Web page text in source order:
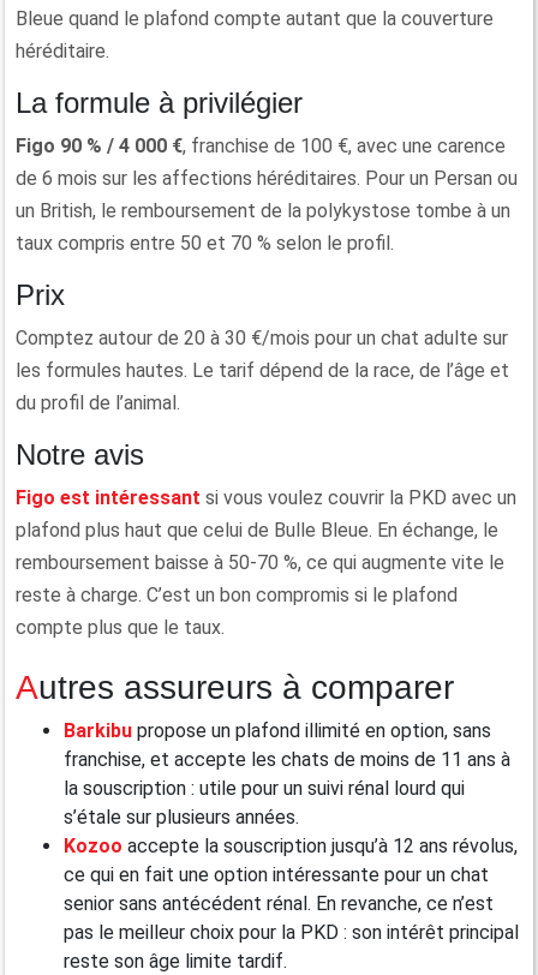
Bleue quand le plafond compte autant que la couverture
héréditaire.
La formule à privilégier
Figo 90 % / 4 000 €, franchise de 100 €, avec une carence
de 6 mois sur les affections héréditaires. Pour un Persan ou
un British, le remboursement de la polykystose tombe à un
taux compris entre 50 et 70 % selon le profil.
Prix
Comptez autour de 20 à 30 €/mois pour un chat adulte sur
les formules hautes. Le tarif dépend de la race, de l’âge et
du profil de l’animal.
Notre avis
Figo est intéressant si vous voulez couvrir la PKD avec un
plafond plus haut que celui de Bulle Bleue. En échange, le
remboursement baisse à 50-70 %, ce qui augmente vite le
reste à charge. C’est un bon compromis si le plafond
compte plus que le taux.
Autres assureurs à comparer
Barkibu propose un plafond illimité en option, sans
franchise, et accepte les chats de moins de 11 ans à
la souscription : utile pour un suivi rénal lourd qui
s’étale sur plusieurs années.
Kozoo accepte la souscription jusqu’à 12 ans révolus,
ce qui en fait une option intéressante pour un chat
senior sans antécédent rénal. En revanche, ce n’est
pas le meilleur choix pour la PKD : son intérêt principal
reste son âge limite tardif.